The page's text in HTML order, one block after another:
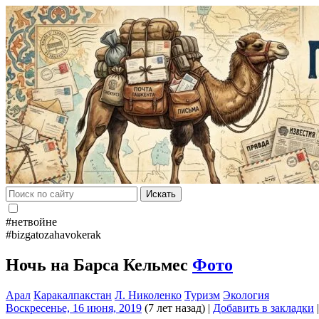
Искать
#нетвойне
#bizgatozahavokerak
Ночь на Барса Кельмес Фото
Арал Каракалпакстан Л. Николенко Туризм Экология
Воскресенье, 16 июня, 2019 (7 лет назад) | Добавить в закладки